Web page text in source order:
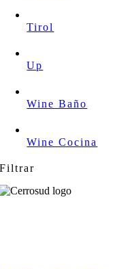
Tirol
Up
Wine Baño
Wine Cocina
Filtrar